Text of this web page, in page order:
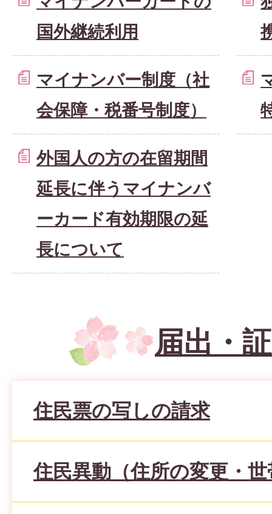
国外継続利用
マイナンバー制度（社
会保障・税番号制度）
外国人の方の在留期間
延長に伴うマイナンバ
ーカード有効期限の延
長について
届出・
住民票の写しの請求
住民異動（住所の変更・